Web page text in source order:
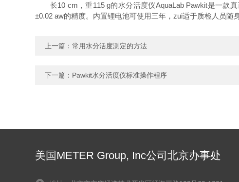
长10 cm，重115 g的水分活度仪AquaLab Pawkit是一款真
±0.02 aw的精度。内置锂电池可使用三年，zui适于质检人员随
上一篇： 常用水分活度测定的方法
下一篇： Pawkit水分活度仪标准操作程序
美国METER Group, Inc公司北京办事处